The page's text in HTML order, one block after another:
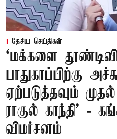
தேசிய செய்திகள்
‘மக்களை
பாதுகாப்பிற்கு
ஏற்படுத்தவும்
ராகுல் காந்தி’ -
விமர்சனம்